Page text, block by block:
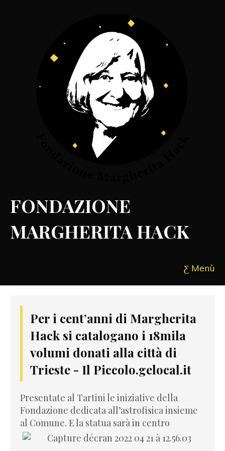
FONDAZIONE
MARGHERITA HACK
Menù
Per i cent’anni di Margherita
Hack si catalogano i 18mila
volumi donati alla città di
Trieste - Il Piccolo.gelocal.it
Presentate al Tartini le iniziative della
Fondazione dedicata all’astrofisica insieme
al Comune. E la statua sarà in centro